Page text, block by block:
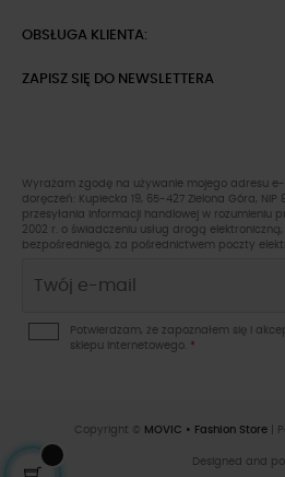
OBSŁUGA KLIENTA:
ZAPISZ SIĘ DO NEWSLETTERA
Wyrażam zgodę na używanie mojego adresu
doręczeń: Kupiecka 19, 65-427 Zielona Góra, NIP
przesyłania informacji handlowej w rozumieniu
2002 r. o świadczeniu usług drogą
bezpośredniego, za pośrednictwem poczty
Potwierdzam, że zapoznałem się i
sklepu internetowego. *
Copyright © MOVIC • Fashion Store|
Designed and